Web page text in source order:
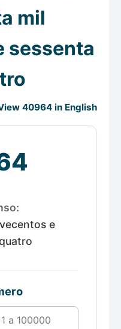
mil
sessenta
40964 in English
e